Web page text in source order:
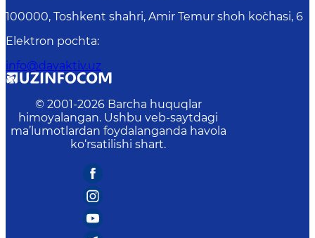
100000, Toshkent shahri, Amir Temur shoh ko`chasi, 6
Elektron pochta:
info@davaktiv.uz
© 2001-2026 Barcha huquqlar
himoyalangan. Ushbu veb-saytdagi
ma’lumotlardan foydalanganda havola
ko‘rsatilishi shart.